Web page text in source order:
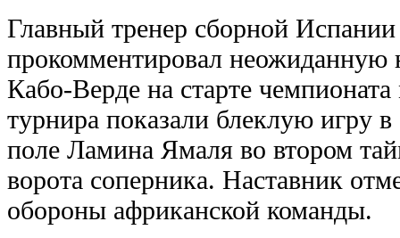
Главный тренер сборной
прокомментировал неожиданную
Кабо-Верде на старте
турнира показали блеклую игру
поле Ламина Ямаля во втором
ворота соперника. Наставник
обороны африканской команды.